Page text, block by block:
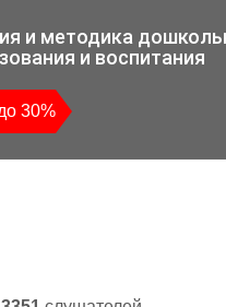
и методика
и воспитания
30%